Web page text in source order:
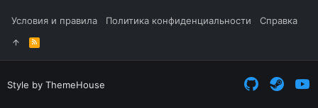
Условия и правила Политика конфиденциальности Справка
R
S
S
Style by ThemeHouse